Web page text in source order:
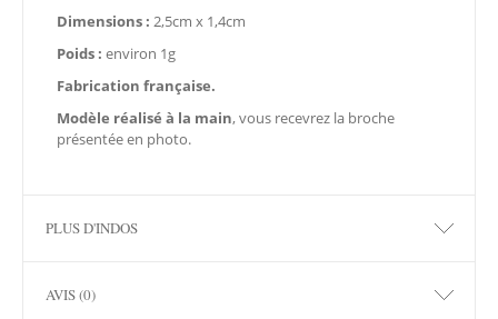
Dimensions : 2,5cm x 1,4cm
Poids : environ 1g
Fabrication française.
Modèle réalisé à la main, vous recevrez la broche
présentée en photo.
PLUS D'INDOS
AVIS (0)